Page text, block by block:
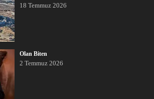
18 Temmuz 2026
Olan Biten
2 Temmuz 2026